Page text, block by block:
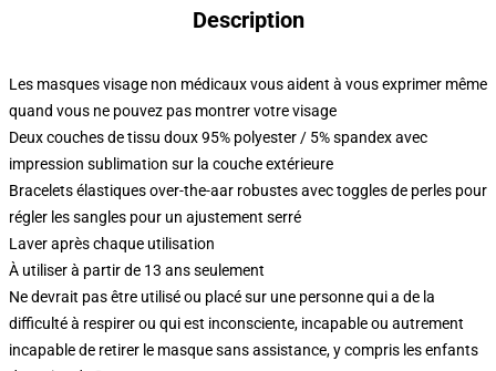
Description
Les masques visage non médicaux vous aident à vous exprimer même
quand vous ne pouvez pas montrer votre visage
Deux couches de tissu doux 95% polyester / 5% spandex avec
impression sublimation sur la couche extérieure
Bracelets élastiques over-the-aar robustes avec toggles de perles pour
régler les sangles pour un ajustement serré
Laver après chaque utilisation
À utiliser à partir de 13 ans seulement
Ne devrait pas être utilisé ou placé sur une personne qui a de la
difficulté à respirer ou qui est inconsciente, incapable ou autrement
incapable de retirer le masque sans assistance, y compris les enfants